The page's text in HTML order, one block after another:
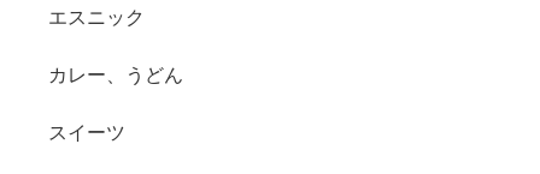
エスニック
カレー、うどん
スイーツ